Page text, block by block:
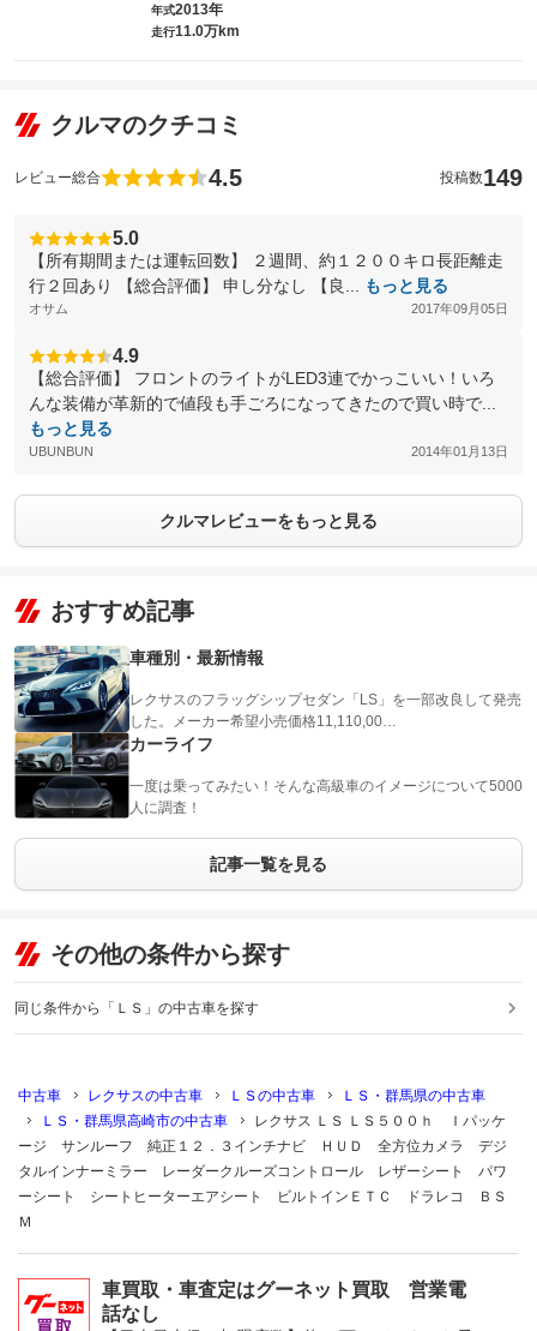
年式2013年
走行11.0万km
クルマのクチコミ
レビュー総合 4.5 投稿数149
5.0
【所有期間または運転回数】 ２週間、約１２００キロ長距離走
行２回あり 【総合評価】 申し分なし 【良...
もっと見る
オサム 2017年09月05日
4.9
【総合評価】 フロントのライトがLED3連でかっこいい！いろ
んな装備が革新的で値段も手ごろになってきたので買い時で...
もっと見る
UBUNBUN 2014年01月13日
クルマレビューをもっと見る
おすすめ記事
車種別・最新情報
レクサスのフラッグシップセダン「LS」を一部改良して発売
した。メーカー希望小売価格11,110,00…
カーライフ
一度は乗ってみたい！そんな高級車のイメージについて5000
人に調査！
記事一覧を見る
その他の条件から探す
同じ条件から「ＬＳ」の中古車を探す
中古車 レクサスの中古車 ＬＳの中古車
ＬＳ・群馬県の中古車
ＬＳ・群馬県高崎市の中古車
レクサス ＬＳ ＬＳ５００ｈ Ｉパッケ
ージ サンルーフ 純正１２．３インチナビ ＨＵＤ 全方位カメラ デジ
タルインナーミラー レーダークルーズコントロール レザーシート パワ
ーシート シートヒーターエアシート ビルトインＥＴＣ ドラレコ ＢＳ
Ｍ
車買取・車査定はグーネット買取 営業電
話なし